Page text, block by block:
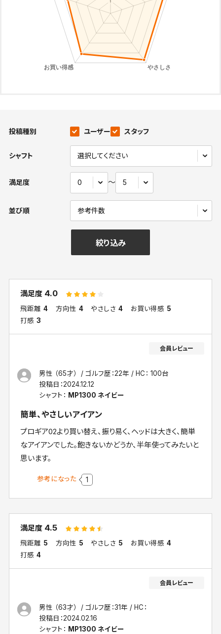
投稿種別 ユーザー スタッフ
シャフト
満足度 〜
並び順
絞り込み
満足度 4.0
飛距離 4 方向性 4 やさしさ 4 お買い得感 5
打感 3
男性 （65才） ゴルフ歴：22年
HC： 100台
投稿日：2024.12.12
シャフト： MP1300 ネイビー
簡単、やさしいアイアン
プロギア02より買い替え、振り易く、ヘッドは大きく、簡単
なアイアンでした。飽きないかどうか、半年使ってみたいと
思います。
参考になった 1
満足度 4.5
飛距離 5 方向性 5 やさしさ 5 お買い得感 4
打感 4
男性 （63才） ゴルフ歴：31年
HC：
投稿日：2024.02.16
シャフト： MP1300 ネイビー